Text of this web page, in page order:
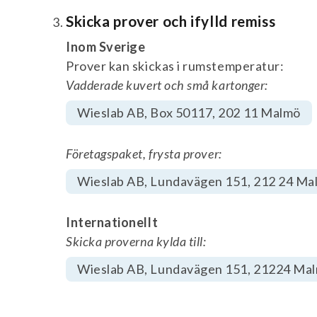
Skicka prover och ifylld remiss
Inom Sverige
Prover kan skickas i rumstemperatur:
Vadderade kuvert och små kartonger:
Wieslab AB, Box 50117, 202 11 Malmö
Företagspaket, frysta prover:
Wieslab AB, Lundavägen 151, 212 24
Internationellt
Skicka proverna kylda till:
Wieslab AB, Lundavägen 151, 21224